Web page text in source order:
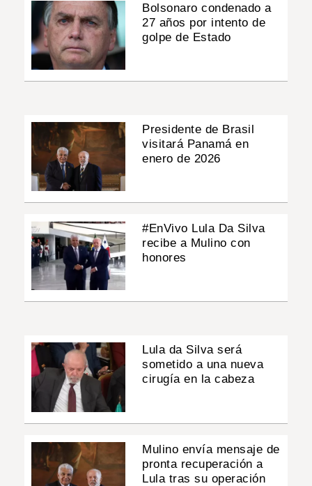
Bolsonaro condenado a
27 años por intento de
golpe de Estado
Presidente de Brasil
visitará Panamá en
enero de 2026
#EnVivo Lula Da Silva
recibe a Mulino con
honores
Lula da Silva será
sometido a una nueva
cirugía en la cabeza
Mulino envía mensaje de
pronta recuperación a
Lula tras su operación